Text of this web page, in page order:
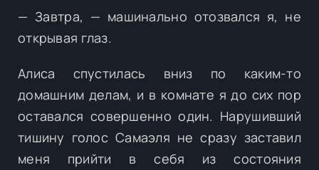
— Завтра, — машинально отозвался я, не
открывая глаз.
Алиса спустилась вниз по каким-то
домашним делам, и в комнате я до сих пор
оставался совершенно один. Нарушивший
тишину голос Самаэля не сразу заставил
меня прийти в себя из состояния